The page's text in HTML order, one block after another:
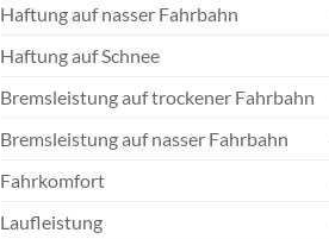
Haftung auf nasser Fahrbahn
Haftung auf Schnee
Bremsleistung auf trockener Fahrbahn
Bremsleistung auf nasser Fahrbahn
Fahrkomfort
Laufleistung